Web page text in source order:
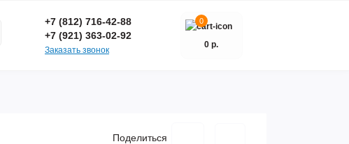
+7 (812) 716-42-88
+7 (921) 363-02-92
Заказать звонок
0
0 р.
Поделиться